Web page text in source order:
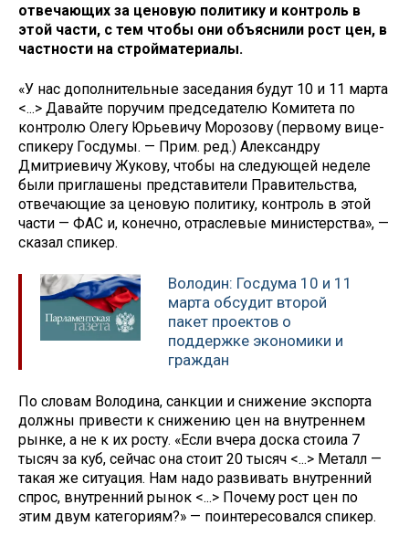
отвечающих за ценовую политику и контроль в
этой части, с тем чтобы они объяснили рост цен, в
частности на стройматериалы.
«У нас дополнительные заседания будут 10 и 11 марта
<...> Давайте поручим председателю Комитета по
контролю Олегу Юрьевичу Морозову (первому вице-
спикеру Госдумы. — Прим. ред.) Александру
Дмитриевичу Жукову, чтобы на следующей неделе
были приглашены представители Правительства,
отвечающие за ценовую политику, контроль в этой
части — ФАС и, конечно, отраслевые министерства», —
сказал спикер.
Володин: Госдума 10 и 11
марта обсудит второй
пакет проектов о
поддержке экономики и
граждан
По словам Володина, санкции и снижение экспорта
должны привести к снижению цен на внутреннем
рынке, а не к их росту. «Если вчера доска стоила 7
тысяч за куб, сейчас она стоит 20 тысяч <...> Металл —
такая же ситуация. Нам надо развивать внутренний
спрос, внутренний рынок <...> Почему рост цен по
этим двум категориям?» — поинтересовался спикер.